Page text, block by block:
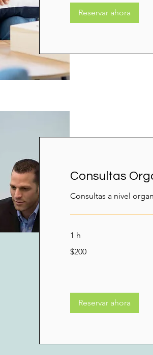
Reservar ahora
Consultas
Consultas a nivel
1 h
dólares
$200
Reservar ahora